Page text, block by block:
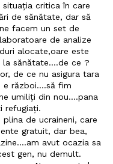
critica în care
de sănătate, dar să
facem un set de
de analize
alocate,oare este
sănătate….de ce ?
de ce nu asigura tara
e război….să fim
umiliți din nou….pana
refugiați.
de ucraineni, care
gratuit, dar bea,
avut ocazia sa
gen, nu demult.